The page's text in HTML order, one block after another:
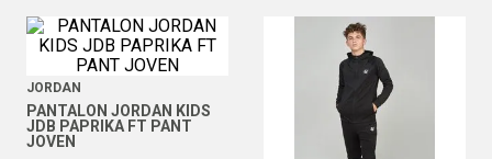
JORDAN
PANTALON JORDAN KIDS
JDB PAPRIKA FT PANT
JOVEN